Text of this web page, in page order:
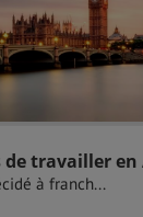
de travailler
à franch...